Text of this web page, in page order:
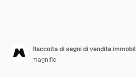
Raccolta di segni di vendita
magnific